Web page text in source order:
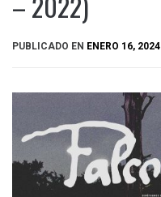
PUBLICADO EN ENERO 16, 2024